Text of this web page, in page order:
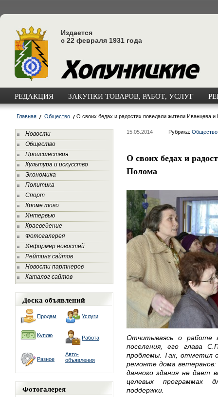
Издается
с 22 февраля 1931 года
РЕДАКЦИЯ ЗАКУПКИ ТОВАРОВ, РАБОТ, УСЛУГ
Главная Общество О своих бедах и радостях поведали жители Иванцева
Новости
Общество
Происшествия
Культура и искусство
Экономика
Политика
Спорт
Кроме того
Интервью
Краеведение
Фотогалерея
Информер новостей
Рейтинг сайтов
Новости партнеров
Каталог сайтов
Доска объявлений
Продам Услуги
Куплю Работа
Разное
Авто-
объявления
Фотогалерея
15.05.2014 Рубрика: Общество
О своих бедах и
Полома
Отчитываясь о работе
поселения, его глава
проблемы. Так, отметил
ремонте дома
данного здания не дает
целевых программах
поддержки.